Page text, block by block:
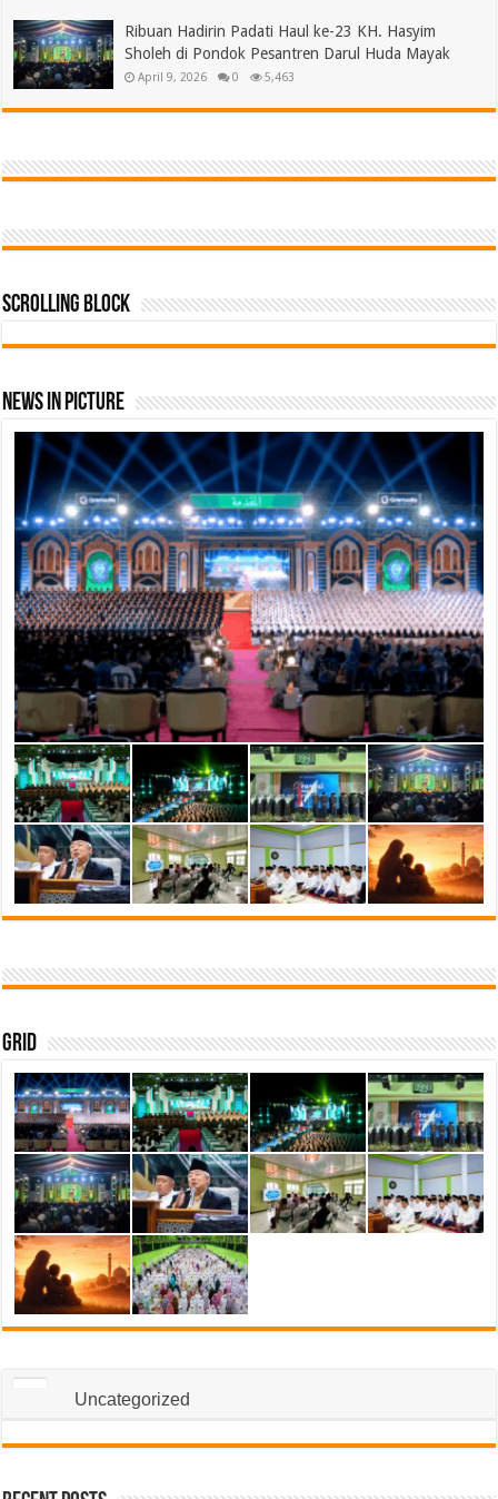
Ribuan Hadirin Padati Haul ke-23 KH. Hasyim
Sholeh di Pondok Pesantren Darul Huda Mayak
April 9, 2026 0 5,463
Scrolling Block
News In Picture
Grid
Uncategorized